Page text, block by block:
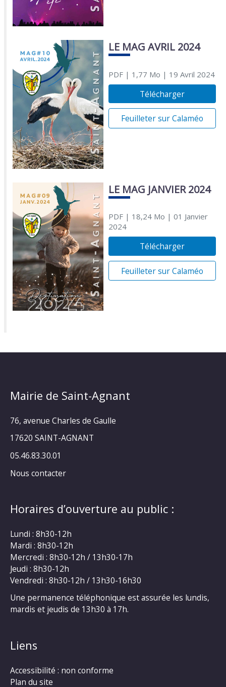
LE MAG AVRIL 2024
PDF| 1,77 Mo | 19 Avril 2024
Télécharger
Feuilleter sur Calaméo
LE MAG JANVIER 2024
PDF| 18,24 Mo | 01 Janvier
2024
Télécharger
Feuilleter sur Calaméo
Mairie de Saint-Agnant
76, avenue Charles de Gaulle
17620 SAINT-AGNANT
05.46.83.30.01
Nous contacter
Horaires d’ouverture au public :
Lundi : 8h30-12h
Mardi : 8h30-12h
Mercredi : 8h30-12h / 13h30-17h
Jeudi : 8h30-12h
Vendredi : 8h30-12h / 13h30-16h30
Une permanence téléphonique est assurée les lundis,
mardis et jeudis de 13h30 à 17h.
Liens
Accessibilité : non conforme
Plan du site